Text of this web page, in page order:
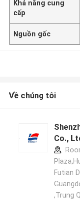
Khả năng cung
cấp
Nguồn gốc
Về chúng tôi
Co.,
Futian
,Trung